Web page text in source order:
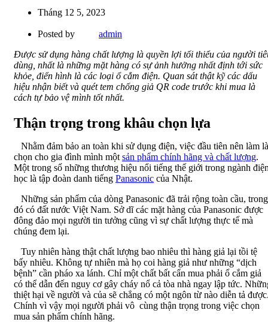
Tháng 12 5, 2023
Posted by
admin
Được sử dụng hàng chất lượng là quyền lợi tối thiểu của người
dùng, nhất là những mặt hàng có sự ảnh hưởng nhất định tới sức
khỏe, điển hình là các loại ổ cắm điện. Quan sát thật kỹ các dấu
hiệu nhận biết và quét tem chống giả QR code trước khi mua là
cách tự bảo vệ mình tốt nhất.
Thận trọng trong khâu chọn lựa
Nhằm đảm bảo an toàn khi sử dụng điện, việc đầu tiên nên làm là
chọn cho gia đình mình một sản phẩm chính hãng và chất lượng.
Một trong số những thương hiệu nổi tiếng thế giới trong ngành
học là tập đoàn danh tiếng Panasonic của Nhật.
Những sản phẩm của dòng Panasonic đã trải rộng toàn cầu, trong
đó có đất nước Việt Nam. Sở dĩ các mặt hàng của Panasonic được
đông đảo mọi người tin tưởng cũng vì sự chất lượng thực tế mà
chúng đem lại.
Tuy nhiên hàng thật chất lượng bao nhiêu thì hàng giả lại tồi tệ
bấy nhiêu. Không tự nhiên mà họ coi hàng giả như những “dịch
bệnh” cần pháo xa lánh. Chỉ một chất bất cẩn mua phải ổ cắm giả
có thể dẫn đến nguy cơ gây cháy nổ cả tòa nhà ngay lập tức.
thiệt hại về người và của sẽ chẳng có một ngôn từ nào diễn tả
Chính vì vậy mọi người phải vô cùng thận trọng trong việc chọn
mua sản phẩm chính hãng.